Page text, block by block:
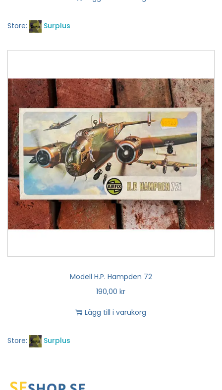
Store: Surplus
Modell H.P. Hampden 72
190,00kr
Lägg till i varukorg
Store: Surplus